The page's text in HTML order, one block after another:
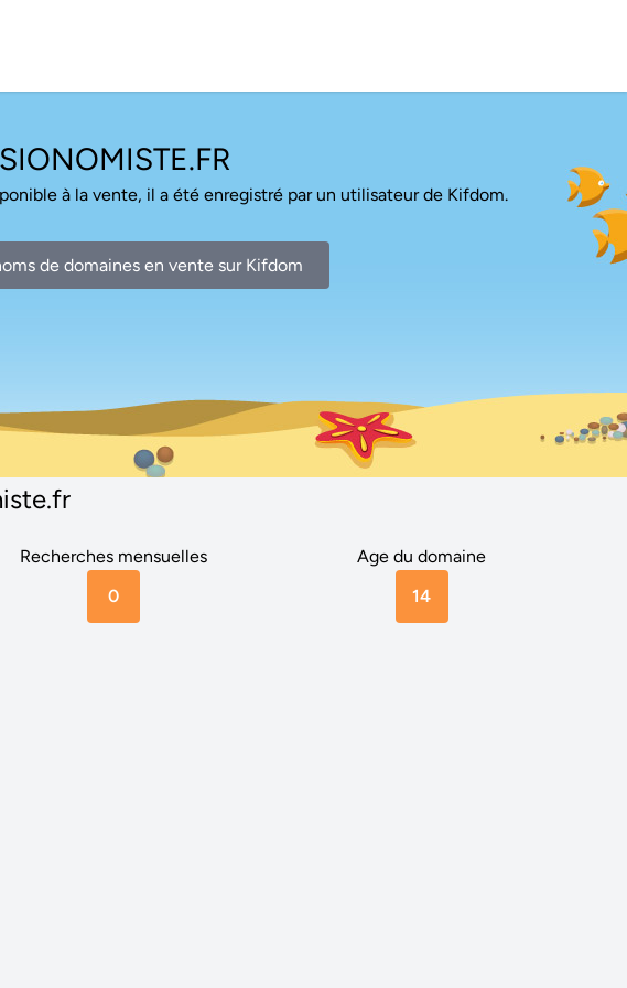
à la vente, il a été enregistré par un utilisateur de Kifdom.
de domaines en vente sur Kifdom
Recherches mensuelles
0
Age du domaine
14